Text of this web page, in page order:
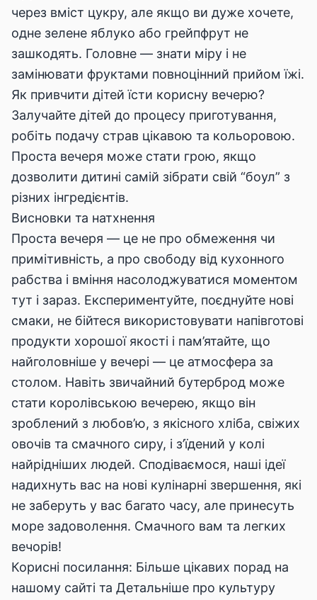
через вміст цукру, але якщо ви дуже хочете,
одне зелене яблуко або грейпфрут не
зашкодять. Головне — знати міру і не
замінювати фруктами повноцінний прийом їжі.
Як привчити дітей їсти корисну вечерю?
Залучайте дітей до процесу приготування,
робіть подачу страв цікавою та кольоровою.
Проста вечеря може стати грою, якщо
дозволити дитині самій зібрати свій “боул” з
різних інгредієнтів.
Висновки та натхнення
Проста вечеря — це не про обмеження чи
примітивність, а про свободу від кухонного
рабства і вміння насолоджуватися моментом
тут і зараз. Експериментуйте, поєднуйте нові
смаки, не бійтеся використовувати напівготові
продукти хорошої якості і пам’ятайте, що
найголовніше у вечері — це атмосфера за
столом. Навіть звичайний бутерброд може
стати королівською вечерею, якщо він
зроблений з любов’ю, з якісного хліба, свіжих
овочів та смачного сиру, і з’їдений у колі
найрідніших людей. Сподіваємося, наші ідеї
надихнуть вас на нові кулінарні звершення, які
не заберуть у вас багато часу, але принесуть
море задоволення. Смачного вам та легких
вечорів!
Корисні посилання: Більше цікавих порад на
нашому сайті та Детальніше про культуру